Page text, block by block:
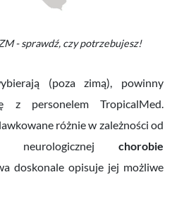
- sprawdź, czy potrzebujesz!
(poza zimą), powinny
z personelem TropicalMed.
różnie w zależności od
neurologicznej chorobie
doskonale opisuje jej możliwe